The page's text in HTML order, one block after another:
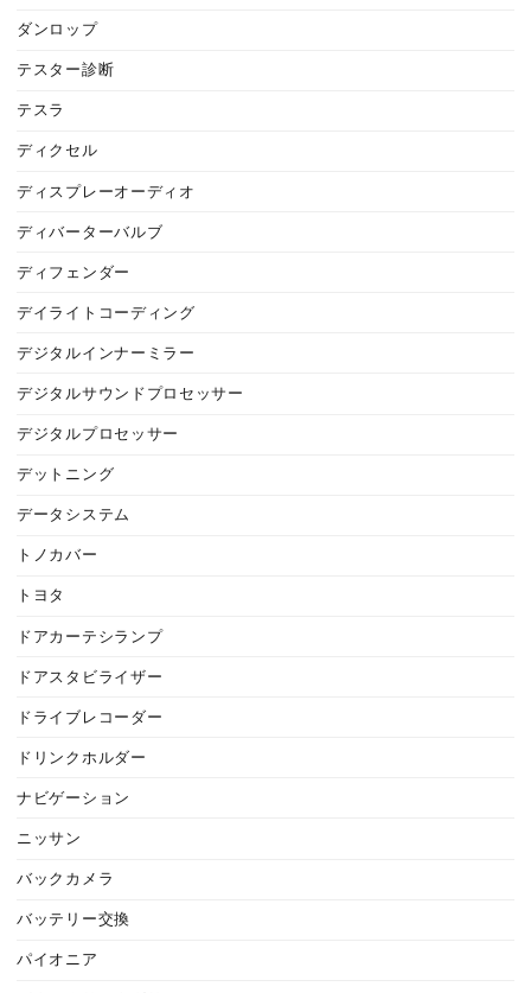
ダンロップ
テスター診断
テスラ
ディクセル
ディスプレーオーディオ
ディバーターバルブ
ディフェンダー
デイライトコーディング
デジタルインナーミラー
デジタルサウンドプロセッサー
デジタルプロセッサー
デットニング
データシステム
トノカバー
トヨタ
ドアカーテシランプ
ドアスタビライザー
ドライブレコーダー
ドリンクホルダー
ナビゲーション
ニッサン
バックカメラ
バッテリー交換
パイオニア